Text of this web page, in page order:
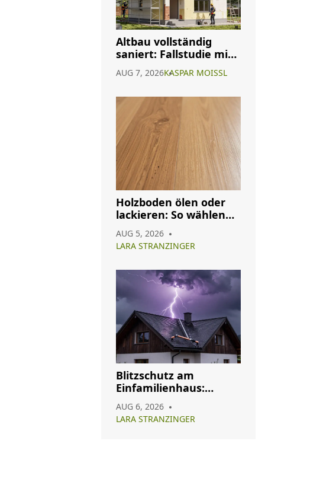
Altbau vollständig
saniert: Fallstudie mit
und realen
AUG 7, 2026KASPAR MOISSL
Holzboden ölen oder
lackieren: So wählen
Sie das richtige
Oberflächenfinish
AUG 5, 2026
LARA STRANZINGER
Blitzschutz am
Einfamilienhaus:
Pflicht, Aufbau und
Wartung im Überblick
AUG 6, 2026
LARA STRANZINGER